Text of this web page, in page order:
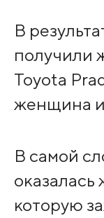
В
получили
Toyota
женщина
В самой
которую